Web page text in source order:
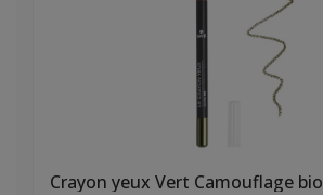
Crayon yeux Vert Camouflage bio